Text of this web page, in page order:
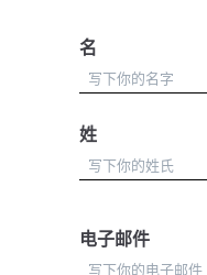
名
姓
电子邮件